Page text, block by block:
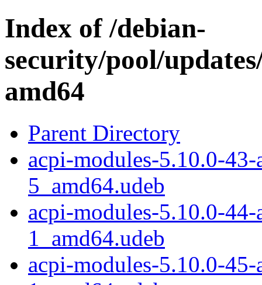
Index of /debian-
security/pool/
amd64
Parent Directory
acpi-modules-5.10.0-
5_amd64.udeb
acpi-modules-5.10.0-
1_amd64.udeb
acpi-modules-5.10.0-